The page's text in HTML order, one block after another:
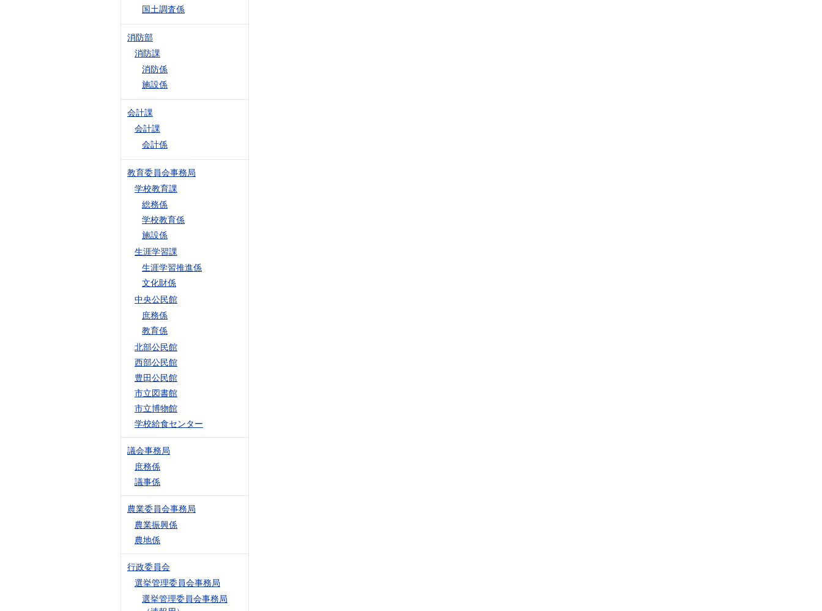
国土調査係
消防部
消防課
消防係
施設係
会計課
会計課
会計係
教育委員会事務局
学校教育課
総務係
学校教育係
施設係
生涯学習課
生涯学習推進係
文化財係
中央公民館
庶務係
教育係
北部公民館
西部公民館
豊田公民館
市立図書館
市立博物館
学校給食センター
議会事務局
庶務係
議事係
農業委員会事務局
農業振興係
農地係
行政委員会
選挙管理委員会事務局
選挙管理委員会事務局